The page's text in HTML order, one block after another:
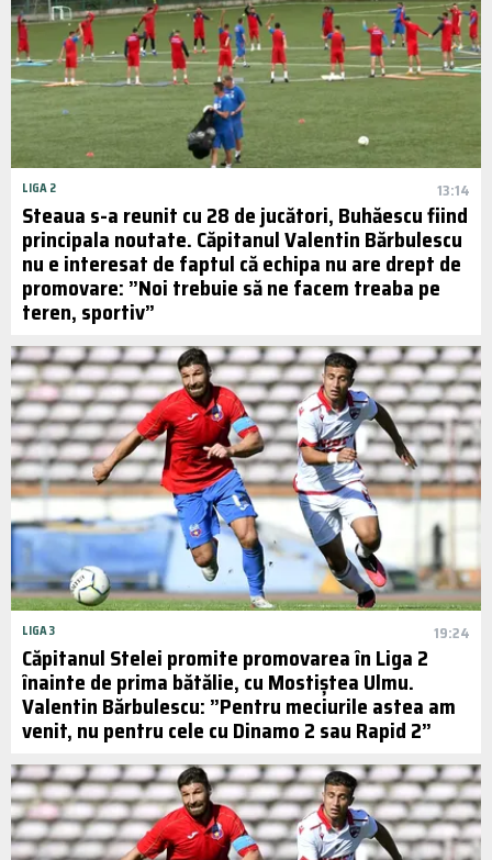
LIGA 2 13:14
Steaua s-a reunit cu 28 de jucători, Buhăescu fiind
principala noutate. Căpitanul Valentin Bărbulescu
nu e interesat de faptul că echipa nu are drept de
promovare: ”Noi trebuie să ne facem treaba pe
teren, sportiv”
LIGA 3 19:24
Căpitanul Stelei promite promovarea în Liga 2
înainte de prima bătălie, cu Mostiștea Ulmu.
Valentin Bărbulescu: ”Pentru meciurile astea am
venit, nu pentru cele cu Dinamo 2 sau Rapid 2”